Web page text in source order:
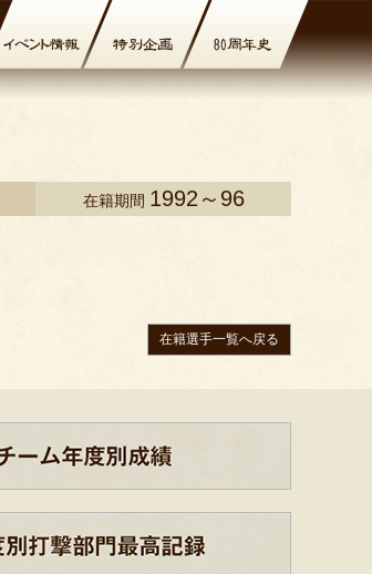
在籍期間 1992～96
在籍選手一覧へ戻る